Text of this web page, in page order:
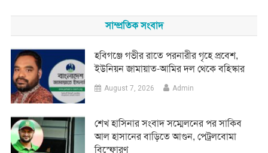
সাম্প্রতিক সংবাদ
হবিগঞ্জে গভীর রাতে পরনারীর গৃহে প্রবেশ,
ইউনিয়ন জামায়াত-আমির দল থেকে বহিস্কার
August 7, 2026 Admin
শেখ হাসিনার সংবাদ সম্মেলনের পর সাকিব
আল হাসানের বাড়িতে আগুন, পেট্রলবোমা
বিস্ফোরণ